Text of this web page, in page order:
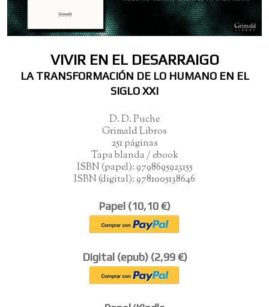
VIVIR EN EL DESARRAIGO
LA TRANSFORMACIÓN DE LO HUMANO EN EL
SIGLO XXI
D. D. Puche
Grimald Libros
251 páginas
Tapa blanda / ebook
ISBN (papel):9798695923155
ISBN (digital):9781005138646
Papel (10,10 €)
Digital (epub)(2,99 €)